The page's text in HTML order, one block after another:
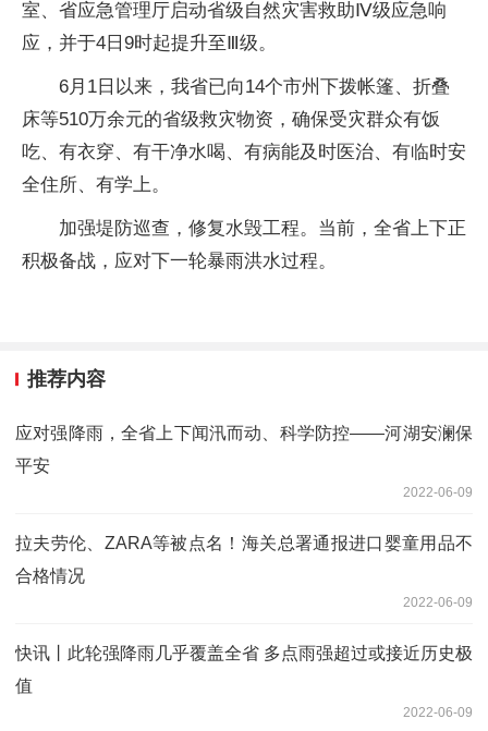
室、省应急管理厅启动省级自然灾害救助Ⅳ级应急响
应，并于4日9时起提升至Ⅲ级。
6月1日以来，我省已向14个市州下拨帐篷、折叠
床等510万余元的省级救灾物资，确保受灾群众有饭
吃、有衣穿、有干净水喝、有病能及时医治、有临时安
全住所、有学上。
加强堤防巡查，修复水毁工程。当前，全省上下正
积极备战，应对下一轮暴雨洪水过程。
推荐内容
应对强降雨，全省上下闻汛而动、科学防控——河湖安澜保
平安
2022-06-09
拉夫劳伦、ZARA等被点名！海关总署通报进口婴童用品不
合格情况
2022-06-09
快讯丨此轮强降雨几乎覆盖全省 多点雨强超过或接近历史极
值
2022-06-09